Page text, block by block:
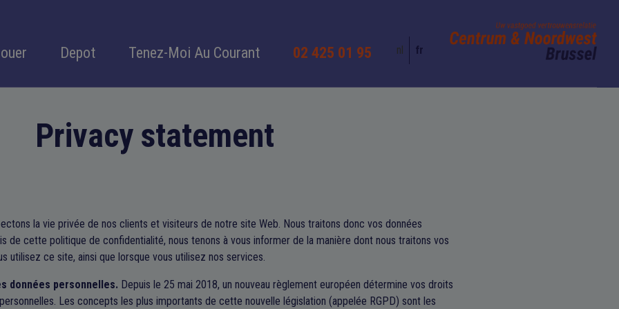
Depot Tenez-Moi Au Courant 02 425 01 95 nl fr
Privacy statement
la vie privée de nos clients et visiteurs de notre site Web. Nous traitons donc vos données
de cette politique de confidentialité, nous tenons à vous informer de la manière dont nous traitons vos
utilisez ce site, ainsi que lorsque vous utilisez nos services.
données personnelles. Depuis le 25 mai 2018, un nouveau règlement européen détermine vos droits
Les concepts les plus importants de cette nouvelle législation (appelée RGPD) sont les